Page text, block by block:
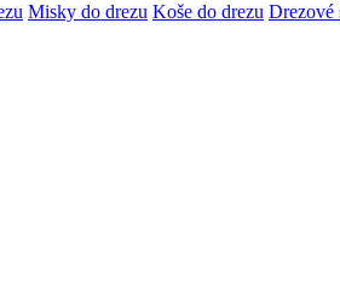
Misky do drezu Koše do drezu Drezové